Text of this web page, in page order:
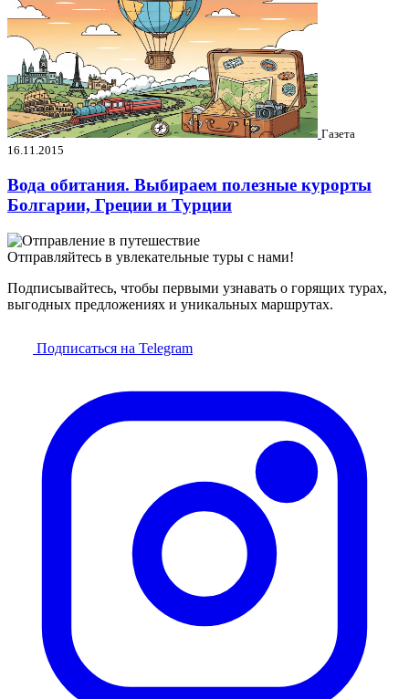
Газета
16.11.2015
Вода обитания. Выбираем полезные курорты
Болгарии, Греции и Турции
Отправляйтесь в увлекательные туры с нами!
Подписывайтесь, чтобы первыми узнавать о горящих турах,
выгодных предложениях и уникальных маршрутах.
Подписаться на Telegram